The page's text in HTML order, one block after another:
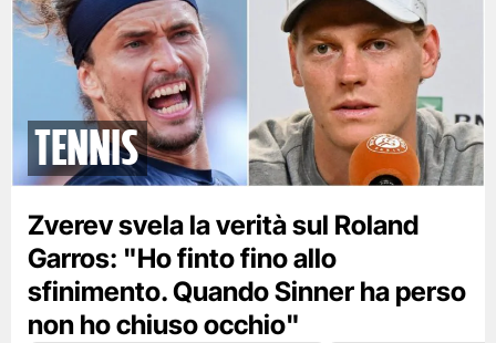
tennis
Zverev svela la verità sul Roland
Garros: "Ho finto fino allo
sfinimento. Quando Sinner ha perso
non ho chiuso occhio"